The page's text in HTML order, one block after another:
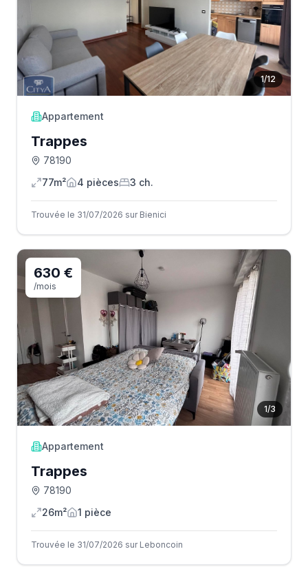
1/12
Appartement
Trappes
78190
77m²
4 pièces 3 ch.
Trouvée le 31/07/2026 sur Bienici
1/3
630 €
/mois
Appartement
Trappes
78190
26m²
1 pièce
Trouvée le 31/07/2026 sur Leboncoin